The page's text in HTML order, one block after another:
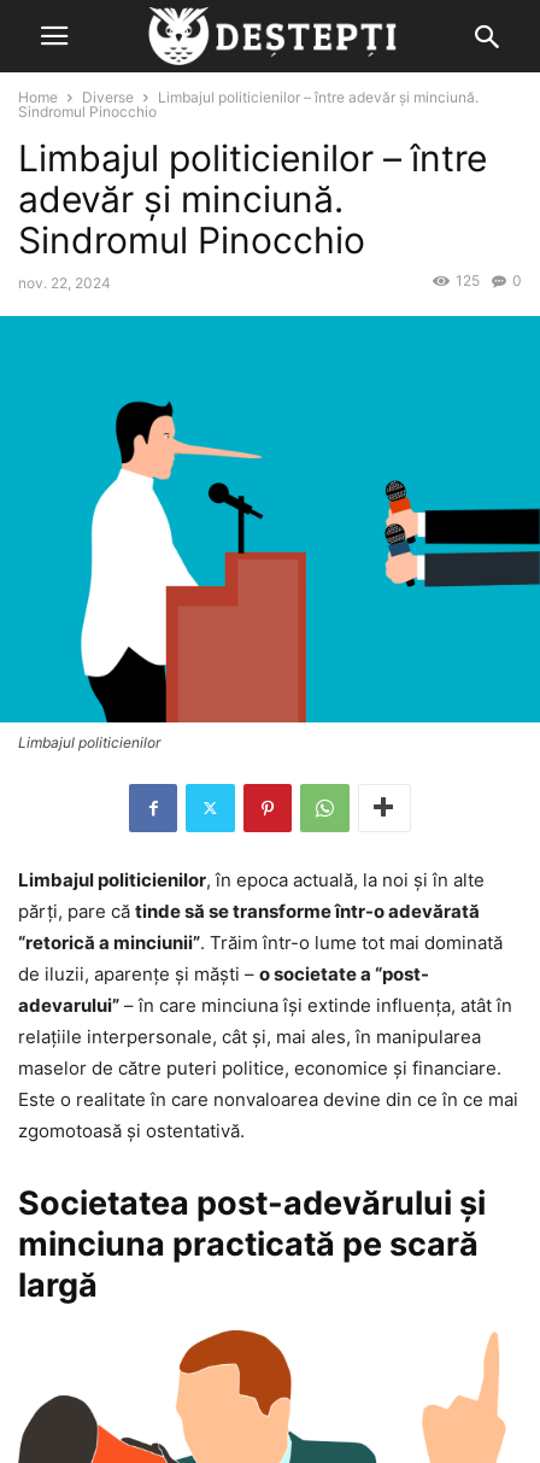
Home Diverse
Limbajul politicienilor – între adevăr şi minciună.
Sindromul Pinocchio
Limbajul politicienilor – între
adevăr şi minciună.
Sindromul Pinocchio
nov. 22, 2024 0
125
Limbajul politicienilor
Limbajul politicienilor, în epoca actuală, la noi şi în alte
părţi, pare că tinde să se transforme într-o adevărată
“retorică a minciunii”. Trăim într-o lume tot mai dominată
de iluzii, aparențe și măști – o societate a “post-
adevarului” – în care minciuna își extinde influența, atât în
relațiile interpersonale, cât și, mai ales, în manipularea
maselor de către puteri politice, economice şi financiare.
Este o realitate în care nonvaloarea devine din ce în ce mai
zgomotoasă și ostentativă.
Societatea post-adevărului şi
minciuna practicată pe scară
largă